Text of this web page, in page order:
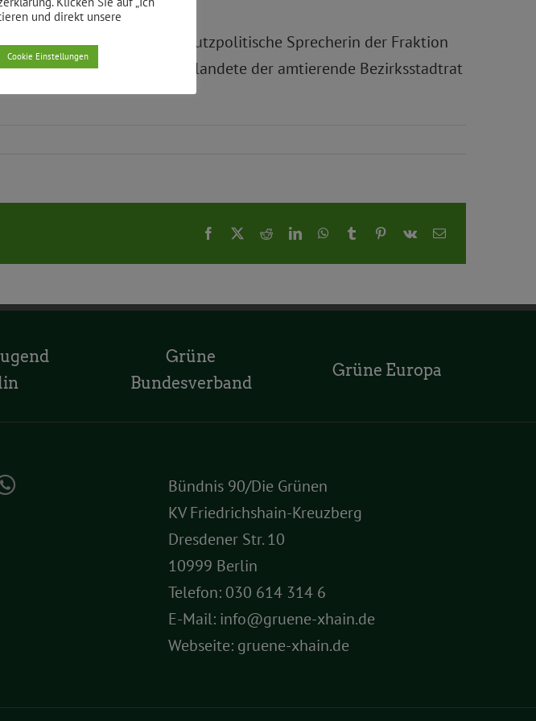
und klimaschutzpolitische Sprecherin der Fraktion
Auf Platz vier landete der amtierende Bezirksstadtrat
Facebook RedditLinkedInWhatsApp
Tumblr Pinterest
Vk
E-
Grüne
Bundesverband
Grüne Europa
Bündnis 90/Die Grünen
KV Friedrichshain-Kreuzberg
Dresdener Str. 10
10999 Berlin
Telefon: 030 614 314 6
E-Mail: info@gruene-xhain.de
Webseite: gruene-xhain.de
und direkt unsere
Cookie Einstellungen